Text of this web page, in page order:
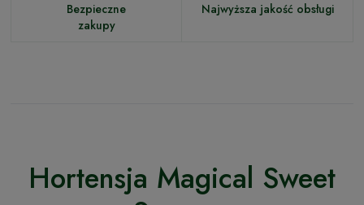
Bezpieczne
zakupy
Najwyższa jakość obsługi
Hortensja Magical Sweet